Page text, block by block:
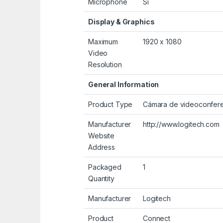
Microphone Sí
Display & Graphics
Maximum
Video
Resolution
1920 x 1080
General Information
Product Type Cámara de
Manufacturer
Website
Address
http://www.logitech.com
Packaged
Quantity
1
Manufacturer Logitech
Product
Connect